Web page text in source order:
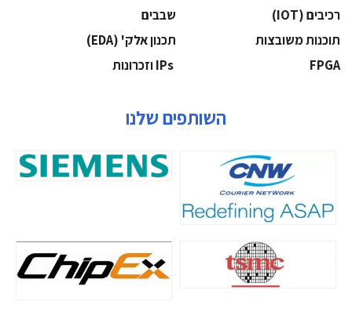
‫רכיבים‬ (IOT)
‫שבבים‬
‫תוכנות משובצות‬
‫תכנון אלק' (‪(EDA‬‬
‫‪FPGA‬‬
השותפים שלנו